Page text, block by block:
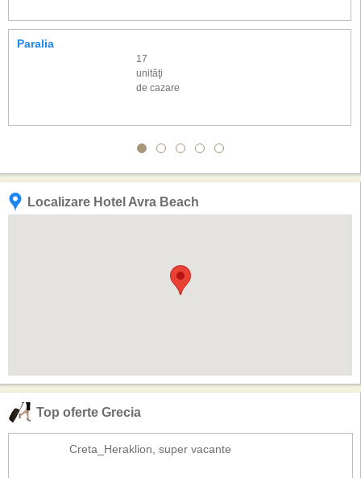
Paralia
17
unităţi
de cazare
Localizare Hotel Avra Beach
Top oferte Grecia
Creta_Heraklion, super vacante